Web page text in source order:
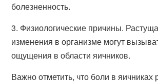
болезненность.
3. Физиологические причины.
изменения в организме могут
ощущения в области яичников.
Важно отметить, что боли в яичниках